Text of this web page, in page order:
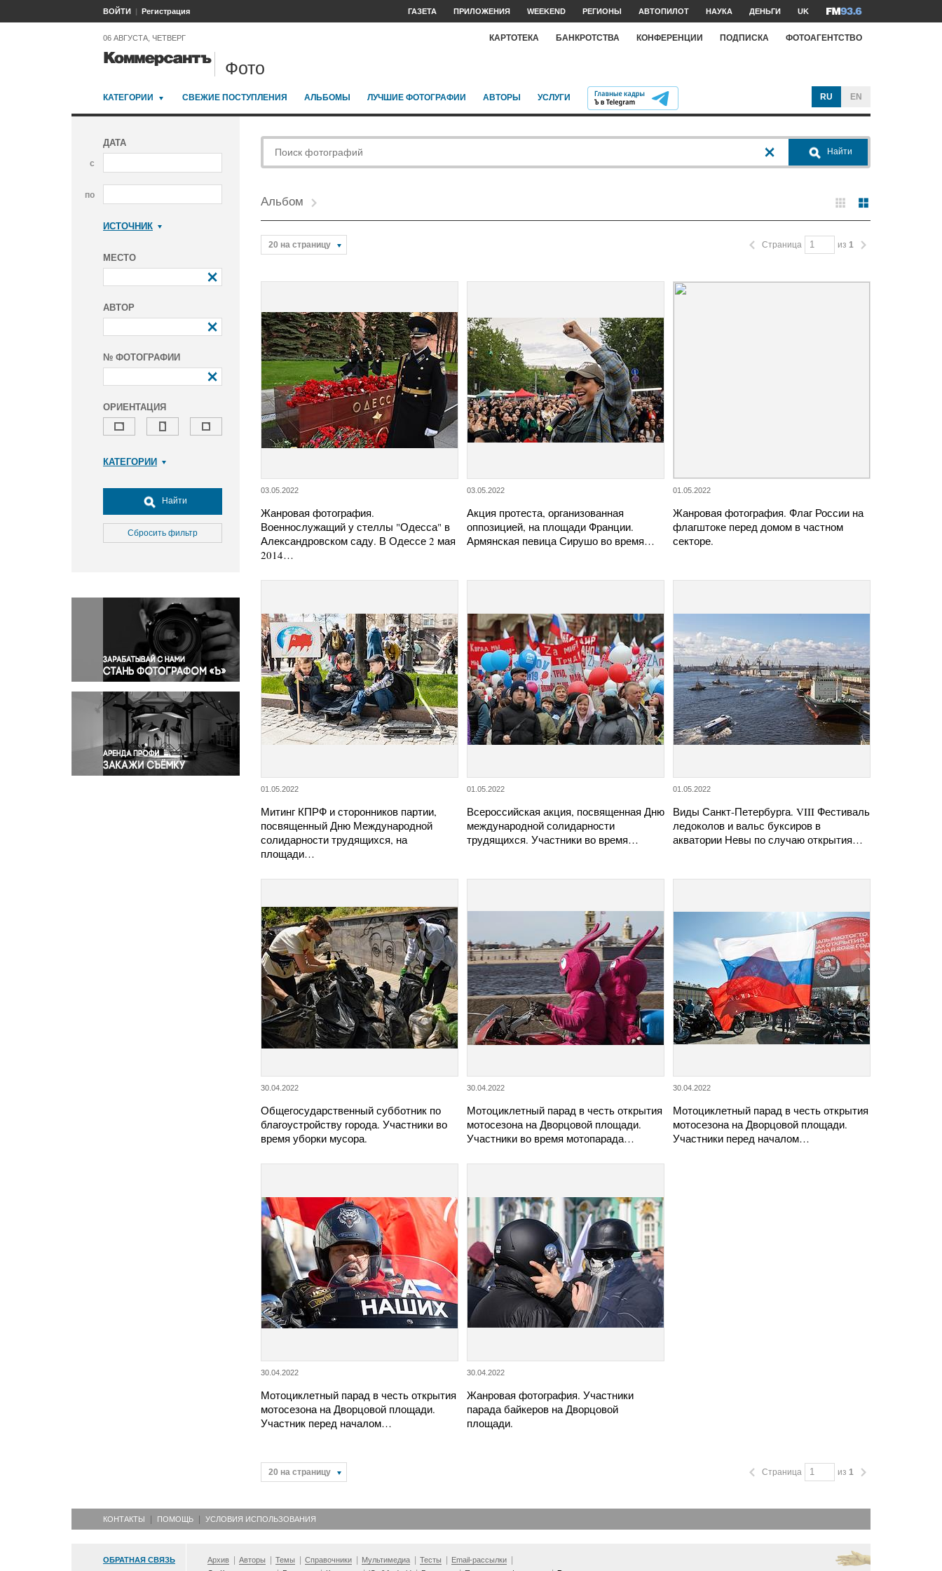
ВОЙТИ Регистрация ГАЗЕТА ПРИЛОЖЕНИЯ WEEKEND РЕГИОНЫ АВТОПИЛОТ НАУКА ДЕНЬГИ UK
06 АВГУСТА, ЧЕТВЕРГ КАРТОТЕКА БАНКРОТСТВА КОНФЕРЕНЦИИ ПОДПИСКА ФОТОАГЕНТСТВО
Фото
КАТЕГОРИИ СВЕЖИЕ ПОСТУПЛЕНИЯ АЛЬБОМЫ ЛУЧШИЕ ФОТОГРАФИИ АВТОРЫ УСЛУГИ RU EN
ДАТА
с
по
ИСТОЧНИК
МЕСТО
АВТОР
№ ФОТОГРАФИИ
ОРИЕНТАЦИЯ
КАТЕГОРИИ
Досуг, туризм и отдых
Культура
Медицина
Окружающая среда
Политика
Правосудие
Происшествия и конфликты
Религия
Светская жизнь
Спорт
Экология
Экономика и бизнес
Найти
Сбросить фильтр
Найти
Альбом
20 на страницу Страница из 1
03.05.2022
Жанровая фотография.
Военнослужащий у стеллы "Одесса" в
Александровском саду. В Одессе 2 мая
2014…
03.05.2022
Акция протеста, организованная
оппозицией, на площади Франции.
Армянская певица Сирушо во время…
01.05.2022
Жанровая фотография. Флаг России на
флагштоке перед домом в частном
секторе.
01.05.2022
Митинг КПРФ и сторонников партии,
посвященный Дню Международной
солидарности трудящихся, на
площади…
01.05.2022
Всероссийская акция, посвященная Дню
международной солидарности
трудящихся. Участники во время…
01.05.2022
Виды Санкт-Петербурга. VIII Фестиваль
ледоколов и вальс буксиров в
акватории Невы по случаю открытия…
30.04.2022
Общегосударственный субботник по
благоустройству города. Участники во
время уборки мусора.
30.04.2022
Мотоциклетный парад в честь открытия
мотосезона на Дворцовой площади.
Участники во время мотопарада…
30.04.2022
Мотоциклетный парад в честь открытия
мотосезона на Дворцовой площади.
Участники перед началом…
30.04.2022
Мотоциклетный парад в честь открытия
мотосезона на Дворцовой площади.
Участник перед началом…
30.04.2022
Жанровая фотография. Участники
парада байкеров на Дворцовой
площади.
20 на страницу Страница из 1
КОНТАКТЫ ПОМОЩЬ УСЛОВИЯ ИСПОЛЬЗОВАНИЯ
ОБРАТНАЯ СВЯЗЬ Архив Авторы Темы Справочники Мультимедиа Тесты
Email-рассылки